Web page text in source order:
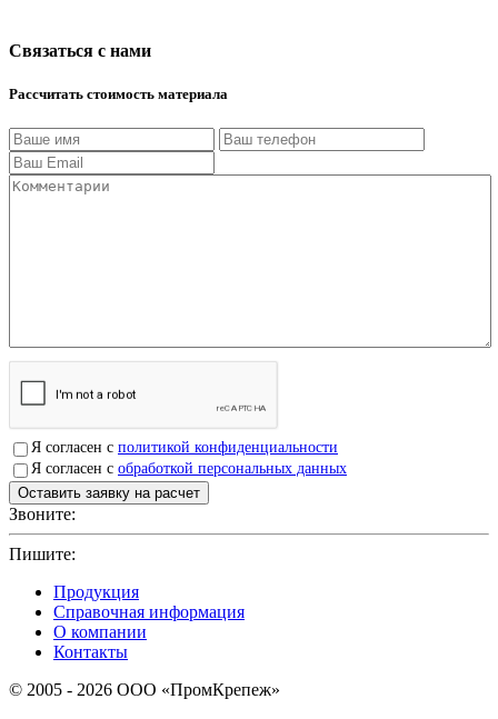
Связаться с нами
Рассчитать стоимость материала
Я согласен с политикой конфиденциальности
Я согласен с обработкой персональных данных
Звоните:
Пишите:
Продукция
Справочная информация
О компании
Контакты
© 2005 - 2026 OOO «ПромКрепеж»